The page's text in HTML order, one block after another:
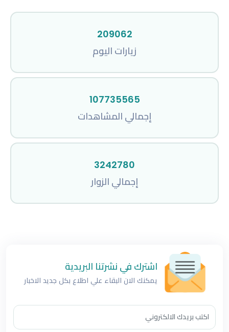
209062
زيارات اليوم
107735565
إجمالي المشاهدات
3242780
إجمالي الزوار
اشترك في نشرتنا البريدية
يمكنك الان البقاء علي اطلاع بكل جديد الاخبار